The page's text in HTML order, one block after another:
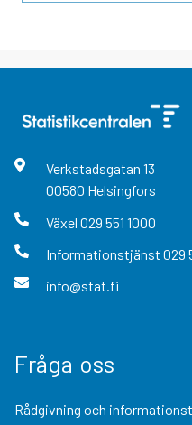
Verkstadsgatan 13
00580 Helsingfors
Växel 029 551 1000
Informationstjänst 029
info@stat.fi
Fråga oss
Rådgivning och